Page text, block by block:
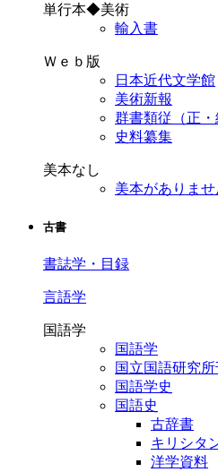
単行本◆美術
輸入書
Ｗｅｂ版
日本近代文学館
美術新報
群書類従（正・
史料纂集
美本なし
美本がありませ
古書
書誌学・目録
言語学
国語学
国語学
国立国語研究
国語学史
国語史
古辞書
キリシタ
洋学資料